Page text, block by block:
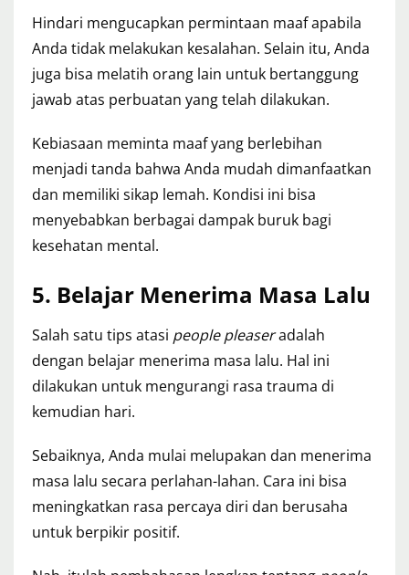
Hindari mengucapkan permintaan maaf apabila
Anda tidak melakukan kesalahan. Selain itu, Anda
juga bisa melatih orang lain untuk bertanggung
jawab atas perbuatan yang telah dilakukan.
Kebiasaan meminta maaf yang berlebihan
menjadi tanda bahwa Anda mudah dimanfaatkan
dan memiliki sikap lemah. Kondisi ini bisa
menyebabkan berbagai dampak buruk bagi
kesehatan mental.
5. Belajar Menerima Masa Lalu
Salah satu tips atasi people pleaseradalah
dengan belajar menerima masa lalu. Hal ini
dilakukan untuk mengurangi rasa trauma di
kemudian hari.
Sebaiknya, Anda mulai melupakan dan menerima
masa lalu secara perlahan-lahan. Cara ini bisa
meningkatkan rasa percaya diri dan berusaha
untuk berpikir positif.